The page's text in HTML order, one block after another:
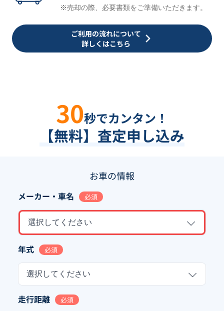
※売却の際、必要書類をご準備いただきます。
ご利用の流れについて
詳しくはこちら
30秒でカンタン！
【無料】査定申し込み
お車の情報
メーカー・車名 必須
選択してください
年式 必須
選択してください
走行距離 必須